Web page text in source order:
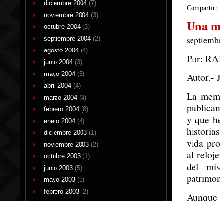
diciembre 2004 (7)
noviembre 2004 (3)
octubre 2004 (3)
septiembre 2004 (2)
agosto 2004 (4)
junio 2004 (3)
mayo 2004 (5)
abril 2004 (4)
marzo 2004 (4)
febrero 2004 (8)
enero 2004 (4)
diciembre 2003 (1)
noviembre 2003 (2)
octubre 2003 (1)
junio 2003 (5)
mayo 2003 (3)
febrero 2003 (2)
Compartir:
Una
Por:
Autor.-
La
y que
vida
al
del